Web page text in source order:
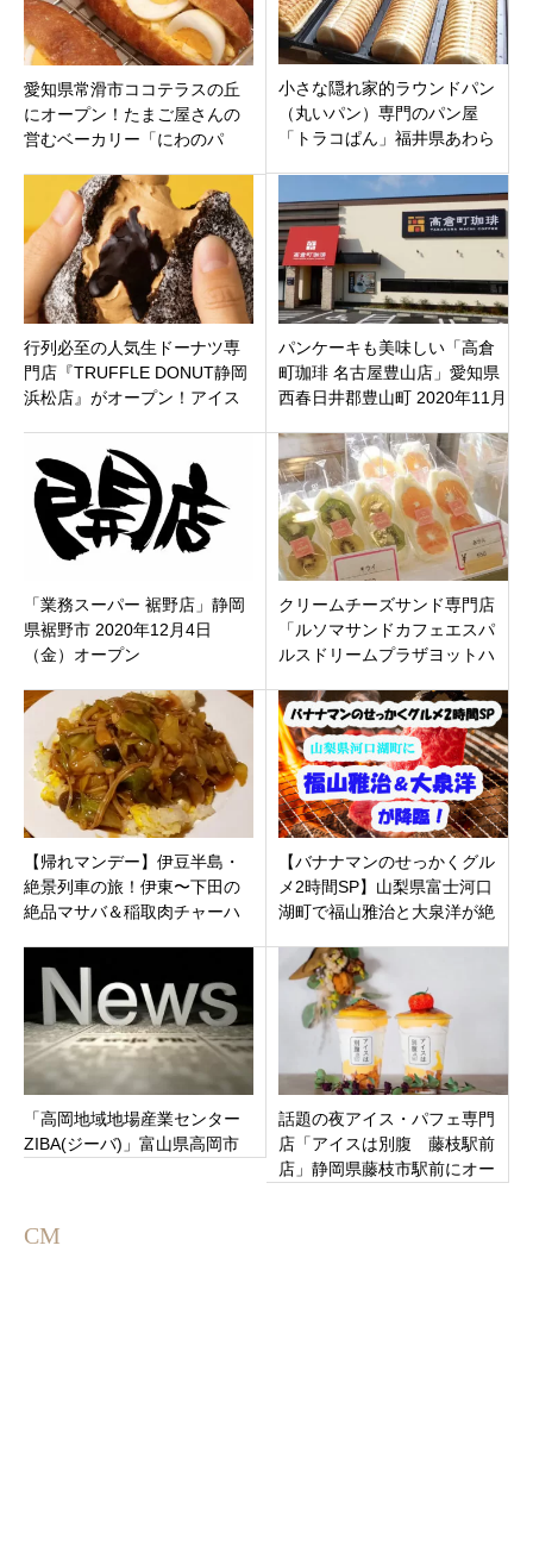
愛知県常滑市ココテラスの丘
にオープン！たまご屋さんの
営むベーカリー「にわのパ
絶品たまご系パン
小さな隠れ家的ラウンドパン
（丸いパン）専門のパン屋
「トラコぱん」福井県あわら
行列必至の人気生ドーナツ専
門店『TRUFFLE DONUT静岡
浜松店』がオープン！アイス
パンケーキも美味しい「高倉
町珈琲 名古屋豊山店」愛知県
西春日井郡豊山町 2020年11月
「業務スーパー 裾野店」静岡
県裾野市 2020年12月4日
（金）オープン
クリームチーズサンド専門店
「ルソマサンドカフェエスパ
ルスドリームプラザヨットハ
【帰れマンデー】伊豆半島・
絶景列車の旅！伊東〜下田の
絶品マサバ＆稲取肉チャーハ
【バナナマンのせっかくグル
メ2時間SP】山梨県富士河口
湖町で福山雅治と大泉洋が絶
とめ
「高岡地域地場産業センター
ZIBA(ジーバ)」富山県高岡市
話題の夜アイス・パフェ専門
店「アイスは別腹 藤枝駅前
店」静岡県藤枝市駅前にオー
CM